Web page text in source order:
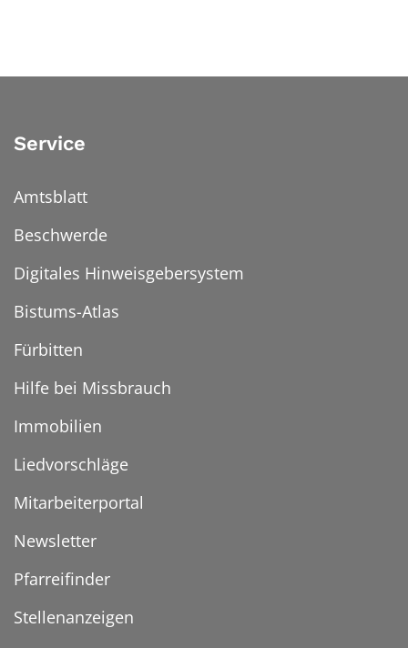
Service
Amtsblatt
Beschwerde
Digitales Hinweisgebersystem
Bistums-Atlas
Fürbitten
Hilfe bei Missbrauch
Immobilien
Liedvorschläge
Mitarbeiterportal
Newsletter
Pfarreifinder
Stellenanzeigen